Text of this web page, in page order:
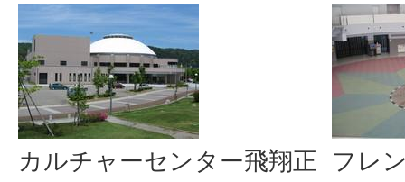
カルチャーセンター飛翔正
フレ